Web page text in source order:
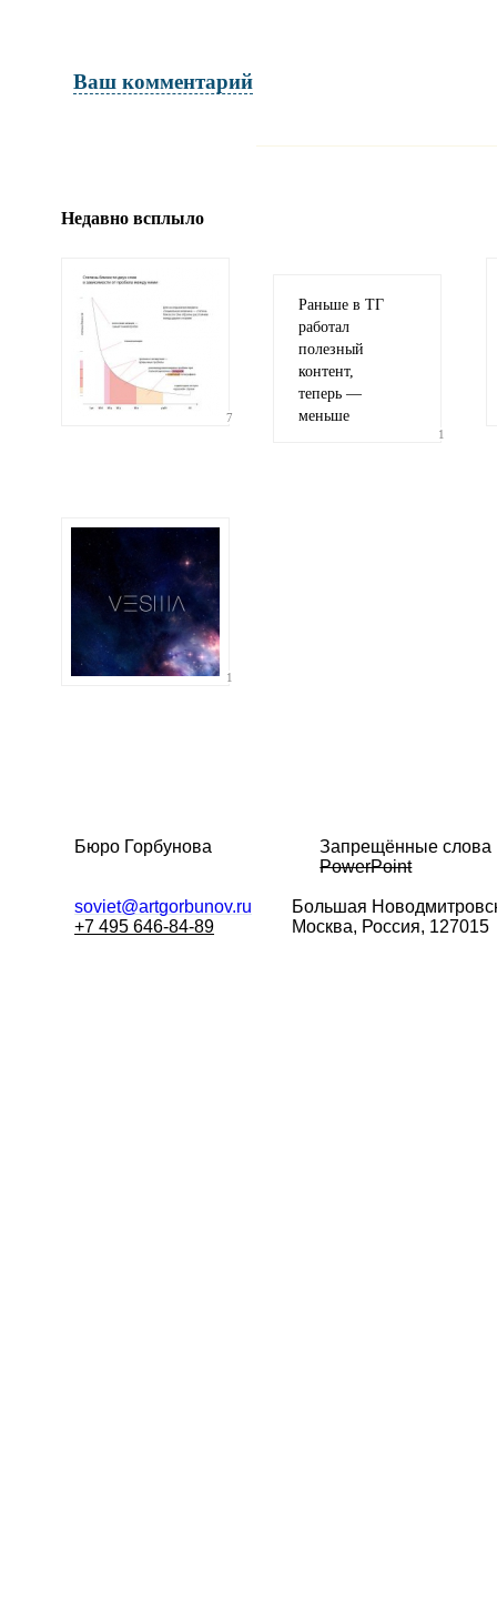
Ваш комментарий
Иллюстрация
Недавно всплыло
7
Раньше в ТГ
работал
полезный
контент,
теперь —
меньше
1
1
Бюро Горбунова
Запрещённые слова
PowerPoint
soviet@artgorbunov.ru
+7 495 646-84-89
Большая
Москва, Россия, 127015